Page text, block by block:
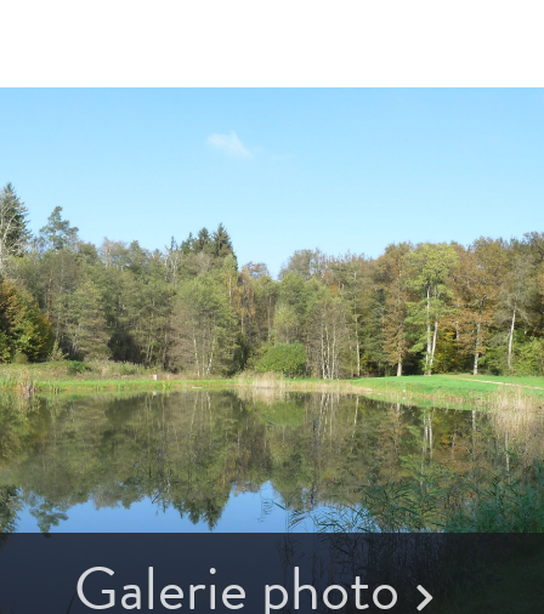
Galerie photo